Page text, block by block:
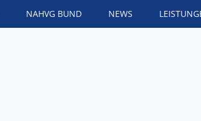
NAHVG BUND NEWS